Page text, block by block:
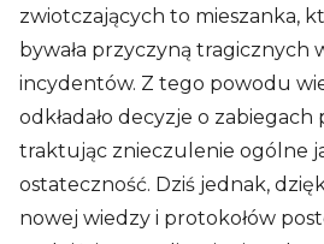
zwiotczających to mieszanka,
bywała przyczyną tragicznych
incydentów. Z tego powodu
odkładało decyzje o
traktując znieczulenie ogólne
ostateczność. Dziś jednak,
nowej wiedzy i protokołów